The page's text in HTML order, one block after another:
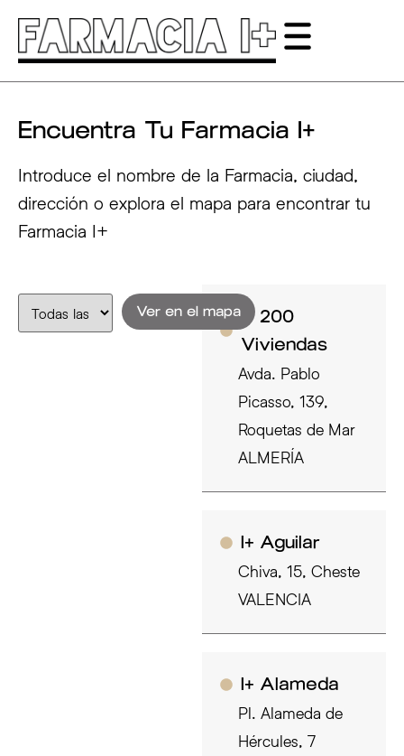
Encuentra Tu Farmacia I+
Introduce el nombre de la Farmacia, ciudad,
dirección o explora el mapa para encontrar tu
Farmacia I+
I+ 200
Viviendas
Avda. Pablo
Picasso, 139,
Roquetas de Mar
ALMERÍA
I+ Aguilar
Chiva, 15, Cheste
VALENCIA
I+ Alameda
Pl. Alameda de
Hércules, 7
Ver en el mapa